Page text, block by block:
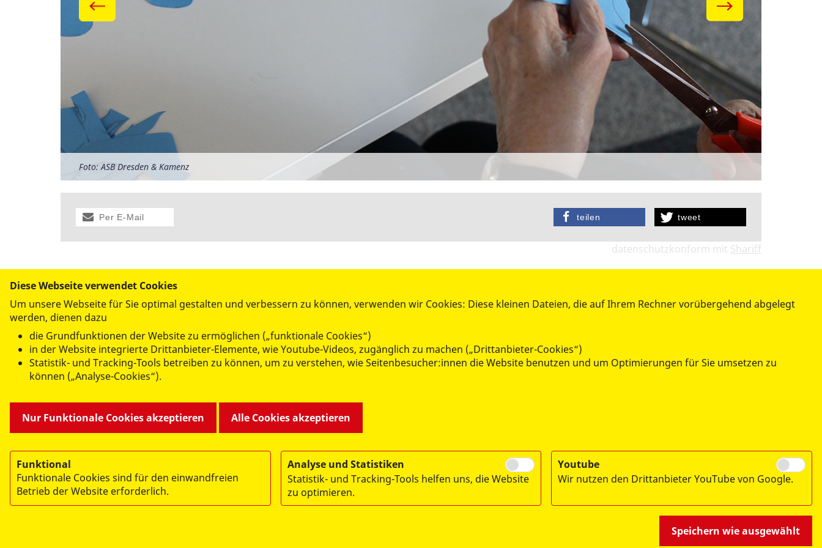
Foto: ASB Dresden & Kamenz
Foto: ASB Dresden & Kamenz
Foto: ASB Dresden & Kamenz
Per E-Mail
tweet
teilen
datenschutzkonform mit Shariff
ANGEBOTE FÜR SIE
Leben und Pflege im Alter
Kindertageseinrichtungen
Ambulate Hilfen zur Erziehung
MITMACHEN & HELFEN
Freiwillig aktiv
Wünschewagen
Diese Webseite verwendet Cookies
Um unsere Webseite für Sie optimal gestalten und verbessern zu können, verwenden wir Cookies: Diese kleinen Dateien, die auf Ihrem Rechner vorübergehend abgelegt
werden, dienen dazu
die Grundfunktionen der Website zu ermöglichen („funktionale Cookies“)
in der Website integrierte Drittanbieter-Elemente, wie Youtube-Videos, zugänglich zu machen („Drittanbieter-Cookies“)
Statistik- und Tracking-Tools betreiben zu können, um zu verstehen, wie Seitenbesucher:innen die Website benutzen und um Optimierungen für Sie umsetzen zu
können („Analyse-Cookies“).
Nur Funktionale Cookies akzeptieren Alle Cookies akzeptieren
Funktional
Funktionale Cookies sind für den einwandfreien
Betrieb der Website erforderlich.
Analyse und Statistiken
Statistik- und Tracking-Tools helfen uns, die Website
zu optimieren.
Youtube
Wir nutzen den Drittanbieter YouTube von Google.
Speichern wie ausgewählt